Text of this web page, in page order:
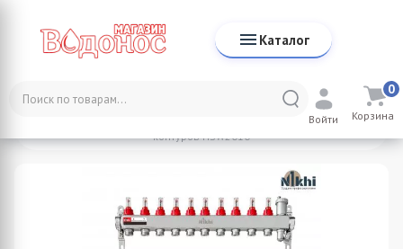
Каталог
Войти Корзина
0
Каталог Коллекторы для систем отопления
Коллектор стальной для отопления c расходомерами на 10
контуров HSW2010